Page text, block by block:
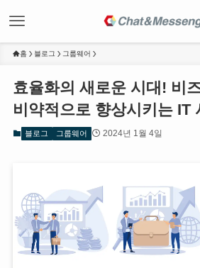
홈 블로그 그룹웨어
효율화의 새로운 시대! 비
비약적으로 향상시키는 IT
블로그 그룹웨어 2024년 1월 4일